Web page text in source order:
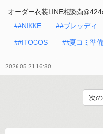
オーダー衣装LINE相談
##NIKKE
##ブレッディ
##ITOCOS ##夏コミ準備
2026.05.21 16:30
次